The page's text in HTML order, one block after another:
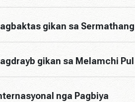
gikan sa
gikan sa Melamchi
nga Pagbiya